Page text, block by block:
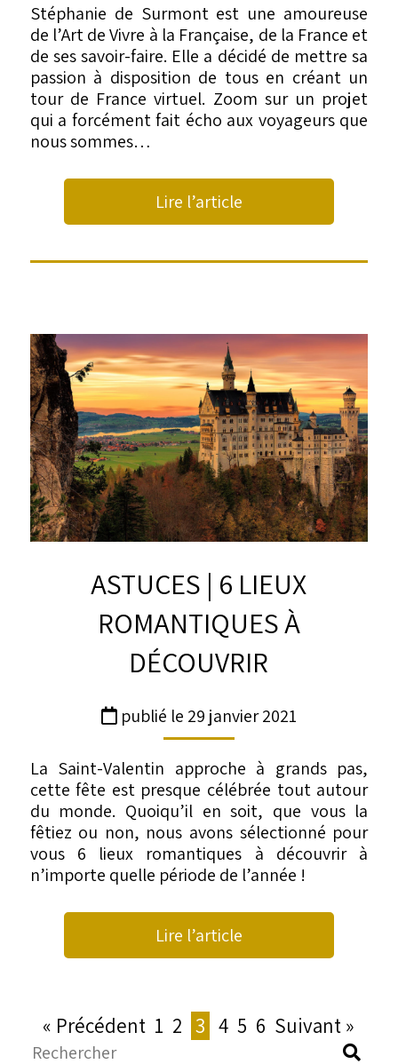
Stéphanie de Surmont est une amoureuse
de l’Art de Vivre à la Française, de la France et
de ses savoir-faire. Elle a décidé de mettre sa
passion à disposition de tous en créant un
tour de France virtuel. Zoom sur un projet
qui a forcément fait écho aux voyageurs que
nous sommes…
Lire l’article
ASTUCES | 6 LIEUX
ROMANTIQUES À
DÉCOUVRIR
publié le 29 janvier 2021
La Saint-Valentin approche à grands pas,
cette fête est presque célébrée tout autour
du monde. Quoiqu’il en soit, que vous la
fêtiez ou non, nous avons sélectionné pour
vous 6 lieux romantiques à découvrir à
n’importe quelle période de l’année !
Lire l’article
« Précédent 1 2 3 4 5 6 Suivant »